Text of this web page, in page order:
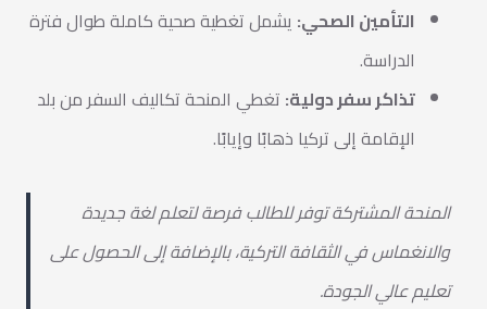
التأمين الصحي: يشمل تغطية صحية كاملة طوال فترة
الدراسة.
تذاكر سفر دولية: تغطي المنحة تكاليف السفر من بلد
الإقامة إلى تركيا ذهابًا وإيابًا.
المنحة المشتركة توفر للطالب فرصة لتعلم لغة جديدة
والانغماس في الثقافة التركية، بالإضافة إلى الحصول على
تعليم عالي الجودة.